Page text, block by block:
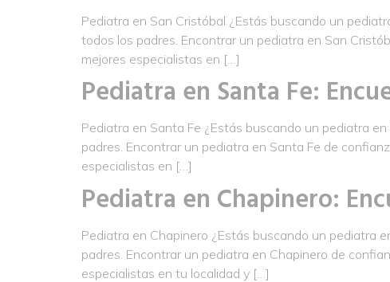
Pediatra en San Cristóbal ¿Estás buscando un
todos los padres. Encontrar un pediatra en San
mejores especialistas en […]
Pediatra en Santa Fe:
Pediatra en Santa Fe ¿Estás buscando un pediatra
padres. Encontrar un pediatra en Santa Fe de
especialistas en […]
Pediatra en Chapinero:
Pediatra en Chapinero ¿Estás buscando un pediatra
padres. Encontrar un pediatra en Chapinero de
especialistas en tu localidad y […]